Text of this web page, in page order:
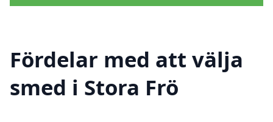
Fördelar med att välja
smed i Stora Frö